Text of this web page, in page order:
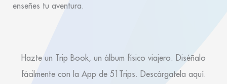
enseñes tu aventura.
Hazte un Trip Book, un álbum físico viajero. Diséñalo
fácilmente con la App de 51Trips. Descárgatela aquí.